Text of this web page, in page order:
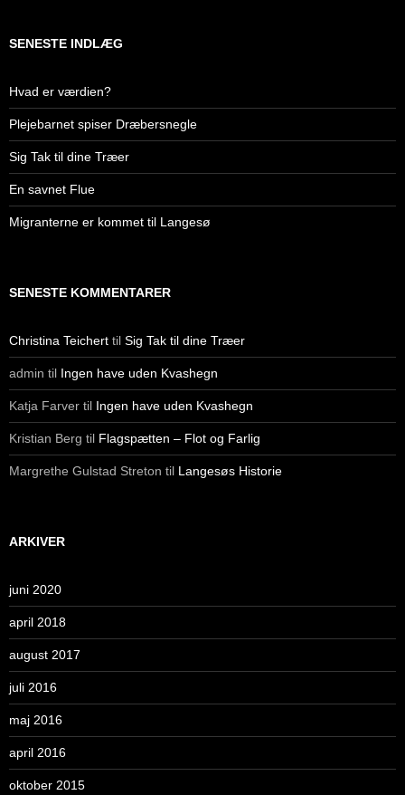
SENESTE INDLÆG
Hvad er værdien?
Plejebarnet spiser Dræbersnegle
Sig Tak til dine Træer
En savnet Flue
Migranterne er kommet til Langesø
SENESTE KOMMENTARER
Christina Teichert til Sig Tak til dine Træer
admin til Ingen have uden Kvashegn
Katja Farver til Ingen have uden Kvashegn
Kristian Berg til Flagspætten – Flot og Farlig
Margrethe Gulstad Streton til Langesøs Historie
ARKIVER
juni 2020
april 2018
august 2017
juli 2016
maj 2016
april 2016
oktober 2015